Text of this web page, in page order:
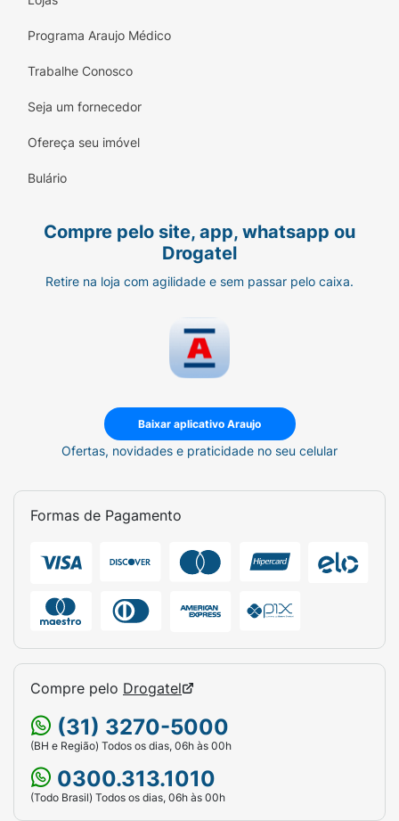
Programa Araujo Médico
Trabalhe Conosco
Seja um fornecedor
Ofereça seu imóvel
Bulário
Compre pelo site, app, whatsapp ou
Drogatel
Retire na loja com agilidade e sem passar pelo caixa.
Baixar aplicativo Araujo
Ofertas, novidades e praticidade no seu celular
Formas de Pagamento
Compre pelo Drogatel
(31) 3270-5000
(BH e Região) Todos os dias, 06h às 00h
0300.313.1010
(Todo Brasil) Todos os dias, 06h às 00h